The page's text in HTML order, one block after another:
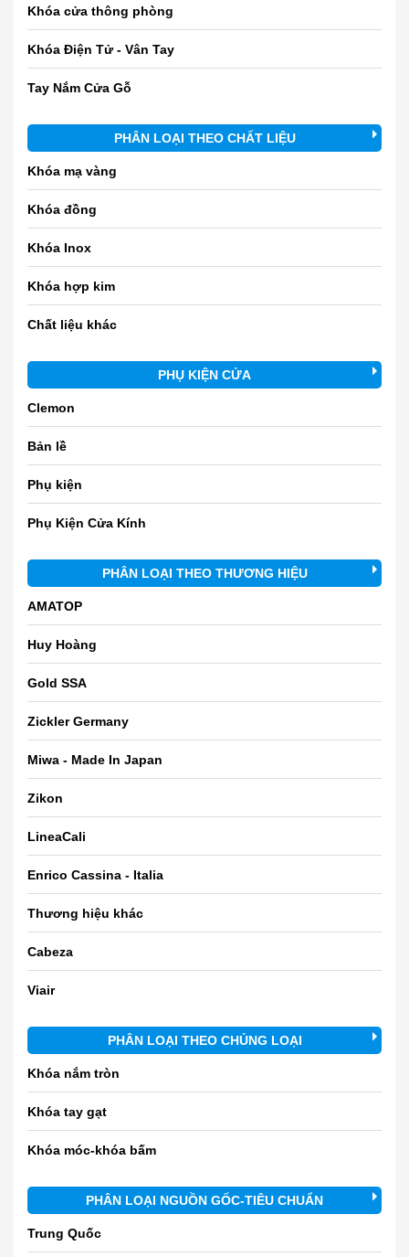
Khóa cửa thông phòng
Khóa Điện Tử - Vân Tay
Tay Nắm Cửa Gỗ
PHÂN LOẠI THEO CHẤT LIỆU
Khóa mạ vàng
Khóa đồng
Khóa Inox
Khóa hợp kim
Chất liệu khác
PHỤ KIỆN CỬA
Clemon
Bản lề
Phụ kiện
Phụ Kiện Cửa Kính
PHÂN LOẠI THEO THƯƠNG HIỆU
AMATOP
Huy Hoàng
Gold SSA
Zickler Germany
Miwa - Made In Japan
Zikon
LineaCali
Enrico Cassina - Italia
Thương hiệu khác
Cabeza
Viair
PHÂN LOẠI THEO CHỦNG LOẠI
Khóa nắm tròn
Khóa tay gạt
Khóa móc-khóa bấm
PHÂN LOẠI NGUỒN GỐC-TIÊU CHUẨN
Trung Quốc